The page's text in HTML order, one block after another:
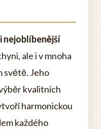
nejoblíbenější
ale i v mnoha
světě. Jeho
kvalitních
harmonickou
každého